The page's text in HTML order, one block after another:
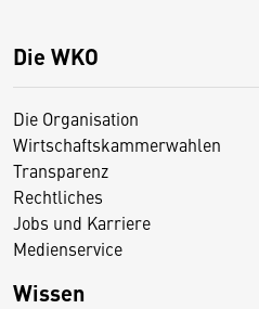
Die WKO
Die Organisation
Wirtschaftskammerwahlen
Transparenz
Rechtliches
Jobs und Karriere
Medienservice
Wissen